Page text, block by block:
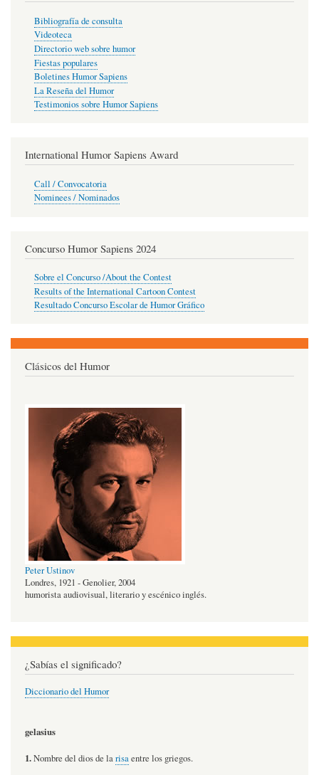
Bibliografía de consulta
Videoteca
Directorio web sobre humor
Fiestas populares
Boletines Humor Sapiens
La Reseña del Humor
Testimonios sobre Humor Sapiens
International Humor Sapiens Award
Call / Convocatoria
Nominees / Nominados
Concurso Humor Sapiens 2024
Sobre el Concurso /About the Contest
Results of the International Cartoon Contest
Resultado Concurso Escolar de Humor Gráfico
Clásicos del Humor
Peter Ustinov
Londres, 1921 - Genolier, 2004
humorista audiovisual, literario y escénico inglés.
¿Sabías el significado?
Diccionario del Humor
gelasius
1.Nombre del dios de larisaentre los griegos.